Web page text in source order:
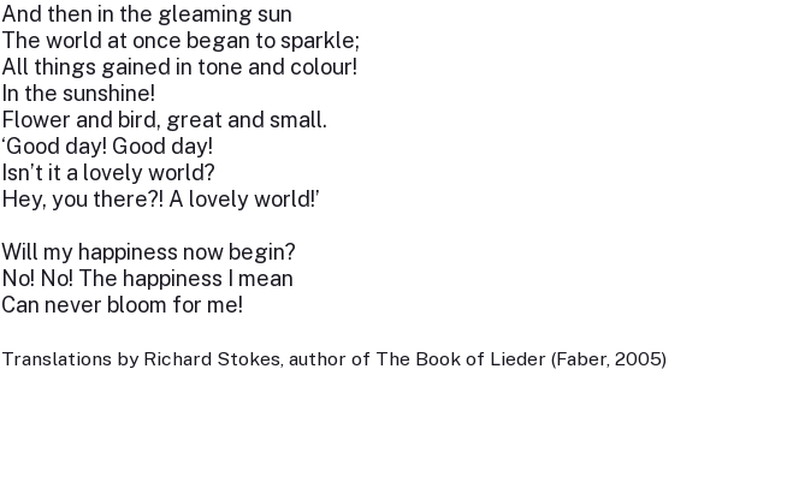
And then in the gleaming sun
The world at once began to sparkle;
All things gained in tone and colour!
In the sunshine!
Flower and bird, great and small.
‘Good day! Good day!
Isn’t it a lovely world?
Hey, you there?! A lovely world!’
Will my happiness now begin?
No! No! The happiness I mean
Can never bloom for me!
Translations by Richard Stokes, author of The Book of Lieder (Faber, 2005)